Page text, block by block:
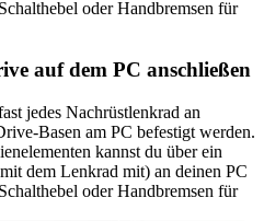
oder Handbremsen für
auf dem PC anschließen
jedes Nachrüstlenkrad an
Basen am PC befestigt werden.
kannst du über ein
dem Lenkrad mit) an deinen PC
oder Handbremsen für